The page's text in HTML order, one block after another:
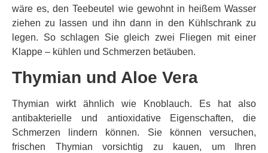
wäre es, den Teebeutel wie gewohnt in heißem Wasser
ziehen zu lassen und ihn dann in den Kühlschrank zu
legen. So schlagen Sie gleich zwei Fliegen mit einer
Klappe – kühlen und Schmerzen betäuben.
Thymian und Aloe Vera
Thymian wirkt ähnlich wie Knoblauch. Es hat also
antibakterielle und antioxidative Eigenschaften, die
Schmerzen lindern können. Sie können versuchen,
frischen Thymian vorsichtig zu kauen, um Ihren